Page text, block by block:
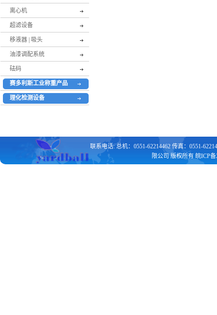
离心机
超滤设备
移液器 | 吸头
油漆调配系统
砝码
赛多利斯工业称重产品
理化检测设备
联系电话: 总机：0551-62214462 传真：0551-
限公司 版权所有 皖ICP备